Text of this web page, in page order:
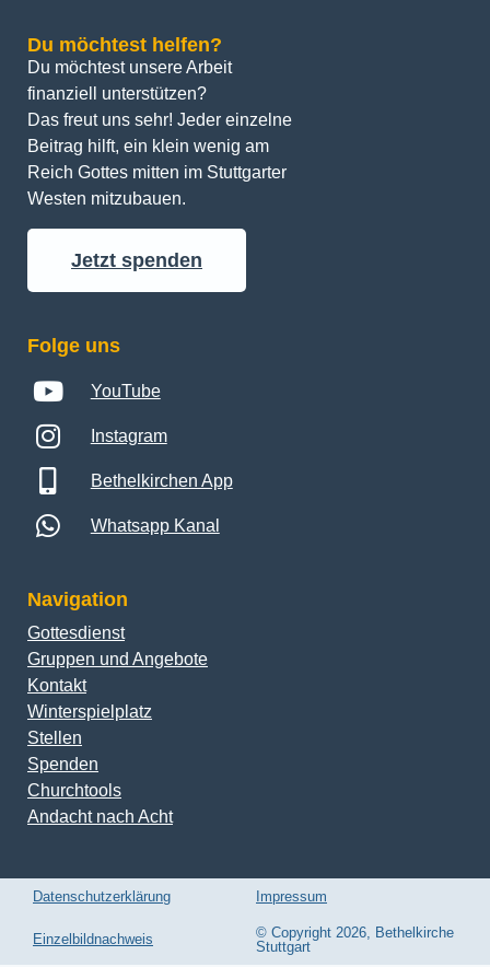
Du möchtest helfen?
Du möchtest unsere Arbeit
finanziell unterstützen?
Das freut uns sehr! Jeder einzelne
Beitrag hilft, ein klein wenig am
Reich Gottes mitten im Stuttgarter
Westen mitzubauen.
Jetzt spenden
Folge uns
YouTube
Instagram
Bethelkirchen App
Whatsapp Kanal
Navigation
Gottesdienst
Gruppen und Angebote
Kontakt
Winterspielplatz
Stellen
Spenden
Churchtools
Andacht nach Acht
Datenschutzerklärung Impressum
Einzelbildnachweis
© Copyright 2026, Bethelkirche
Stuttgart